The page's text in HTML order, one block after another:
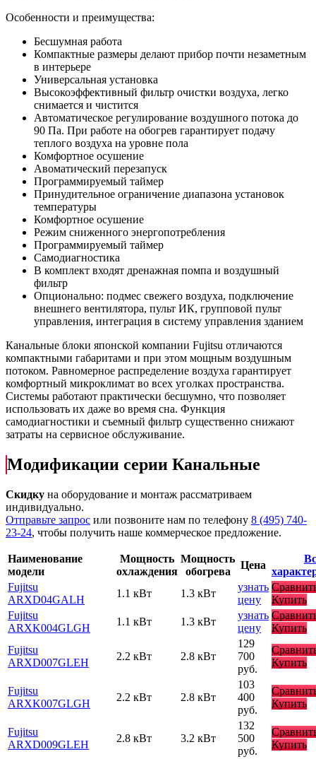
Особенности и преимущества:
Бесшумная работа
Компактные размеры делают прибор почти незаметным
в интерьере
Универсальная установка
Высокоэффективный фильтр очистки воздуха, легко
снимается и чистится
Автоматическое регулирование воздушного потока до
90 Па. При работе на обогрев гарантирует подачу
теплого воздуха на уровне пола
Комфортное осушение
Авоматический перезапуск
Программируемый таймер
Принудительное ограничение диапазона установок
температуры
Комфортное осушение
Режим сниженного энергопотребления
Программируемый таймер
Самодиагностика
В комплект входят дренажная помпа и воздушный
фильтр
Опционально: подмес свежего воздуха, подключение
внешнего вентилятора, пульт ИК, групповой пульт
управления, интеграция в систему управления зданием
Канальные блоки японской компании Fujitsu отличаются
компактными габаритами и при этом мощным воздушным
потоком. Равномерное распределение воздуха гарантирует
комфортный микроклимат во всех уголках пространства.
Системы работают практически бесшумно, что позволяет
использовать их даже во время сна. Функция
самодиагностики и съемный фильтр существенно снижают
затраты на сервисное обслуживание.
Модификации серии Канальные
Скидку на оборудование и монтаж рассматриваем
индивидуально.
Отправьте запрос или позвоните нам по телефону 8 (495) 740-
23-24, чтобы получить наше коммерческое предложение.
Наименование
модели
Мощность
охлаждения
Мощность
обогрева
Цена
Fujitsu
ARXD04GALH
1.1 кВт 1.3 кВт
узнать
цену
Купить
Fujitsu
ARXK004GLGH
1.1 кВт 1.3 кВт
узнать
цену
Купить
Fujitsu
ARXD007GLEH
2.2 кВт 2.8 кВт
129
700
руб.
Купить
Fujitsu
ARXK007GLGH
2.2 кВт 2.8 кВт
103
400
руб.
Купить
Fujitsu
ARXD009GLEH
2.8 кВт 3.2 кВт
132
500
руб.
Купить